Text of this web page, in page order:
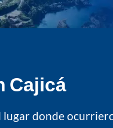
Cajicá
donde